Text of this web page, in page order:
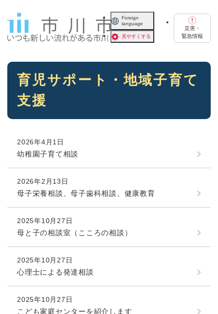
Foreign
language
見やすくする
災害・
緊急情報
本
育児サポート・地域子育て
支援
2026年4月1日
幼稚園子育て相談
2026年2月13日
母子栄養相談、母子歯科相談、健康教育
2025年10月27日
母と子の相談室（こころの相談）
2025年10月27日
心理士による発達相談
2025年10月27日
こども家庭センターを紹介します